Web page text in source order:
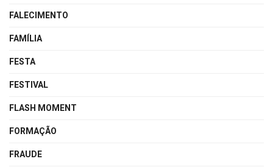
FALECIMENTO
FAMÍLIA
FESTA
FESTIVAL
FLASH MOMENT
FORMAÇÃO
FRAUDE